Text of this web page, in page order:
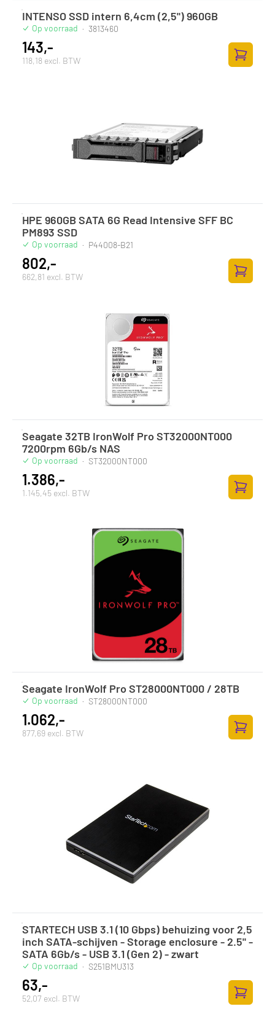
INTENSO SSD intern 6,4cm (2,5") 960GB
Op voorraad · 3813460
143,-
118,18 excl. BTW
Zum
HPE 960GB SATA 6G Read Intensive SFF BC
PM893 SSD
Op voorraad · P44008-B21
802,-
662,81 excl. BTW
Zum
Seagate 32TB IronWolf Pro ST32000NT000
7200rpm 6Gb/s NAS
Op voorraad · ST32000NT000
1.386,-
1.145,45 excl. BTW
Zum
Seagate IronWolf Pro ST28000NT000 / 28TB
Op voorraad · ST28000NT000
1.062,-
877,69 excl. BTW
Zum
STARTECH USB 3.1 (10 Gbps) behuizing voor 2,5
inch SATA-schijven - Storage enclosure - 2.5" -
SATA 6Gb/s - USB 3.1 (Gen 2) - zwart
Op voorraad · S251BMU313
63,-
52,07 excl. BTW
Zum